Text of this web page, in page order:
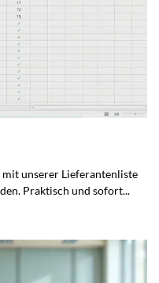
mit unserer Lieferantenliste
Praktisch und sofort...